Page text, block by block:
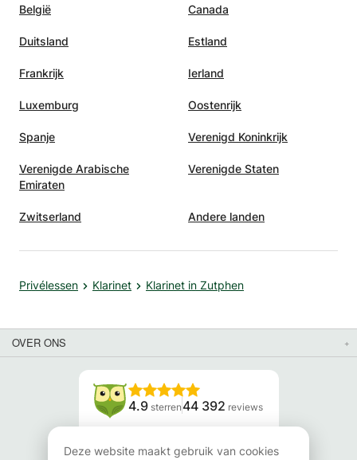
België Canada
Duitsland Estland
Frankrijk Ierland
Luxemburg Oostenrijk
Spanje Verenigd Koninkrijk
Verenigde Arabische
Emiraten
Verenigde Staten
Zwitserland Andere landen
Privélessen Klarinet Klarinet in Zutphen
OVER ONS
4.9 sterren 44 392 reviews
Lees onze reviews
Deze website maakt gebruik van cookies